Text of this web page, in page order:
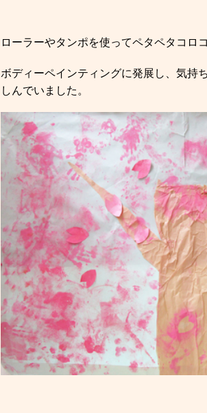
ローラーやタンポを使ってペタペタコロ
ボディーペインティングに発展し、気持
しんでいました。